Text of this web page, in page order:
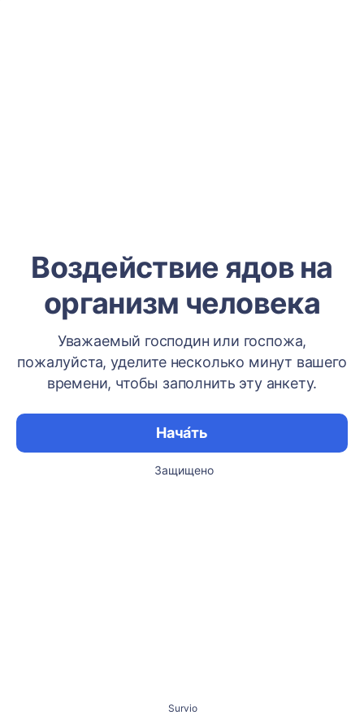
Воздействие ядов на
организм человека
Уважаемый господин или госпожа,
пожалуйста, уделите несколько минут вашего
времени, чтобы заполнить эту анкету.
Нача́ть
Защищено
Survio